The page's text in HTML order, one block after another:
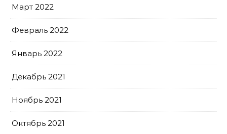
Март 2022
Февраль 2022
Январь 2022
Декабрь 2021
Ноябрь 2021
Октябрь 2021